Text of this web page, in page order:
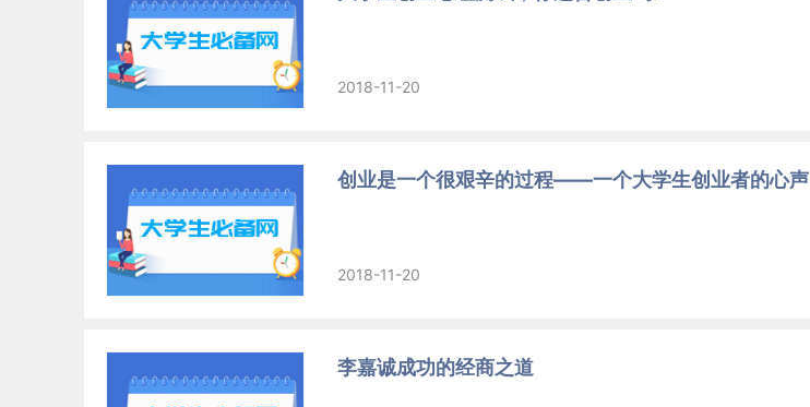
2018-11-20
创业是一个很艰辛的过程——一个大学生创业者的心声
2018-11-20
李嘉诚成功的经商之道